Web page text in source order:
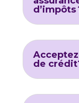
d’impôts
de